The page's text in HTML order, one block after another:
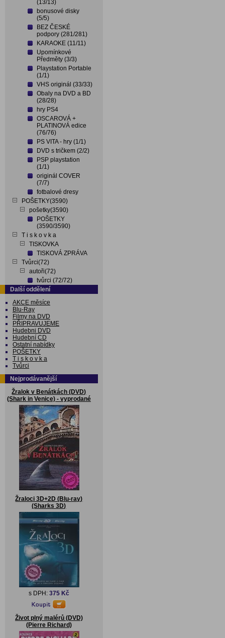
(13/13)
bonusové disky
(5/5)
BEZ ČESKÉ
podpory (281/281)
KARAOKE (11/11)
Upomínkové
Předměty (3/3)
Playstation Portable
(1/1)
VHS originál (33/33)
Obaly na DVD a BD
(28/28)
hry PS4
OSCAROVÁ +
PLATINOVÁ edice
(76/76)
PS VITA - hry (1/1)
DVD s tričkem (2/2)
PSP playstation
(1/1)
originál COVER
(7/7)
fotbalové dresy
POŠETKY(3590)
pošetky(3590)
POŠETKY
(3590/3590)
T i s k o v k a
TISKOVKA
TISKOVÁ ZPRÁVA
Tvůrci(72)
autoři(72)
tvůrci (72/72)
Další oddělení
AKCE měsíce
Blu-Ray
Filmy na DVD
PŘIPRAVUJEME
Hudebni DVD
Hudební CD
Ostatní nabídky
POŠETKY
T i s k o v k a
Tvůrci
Nejprodávanější
Žralok v Benátkách (DVD)
(Shark in Venice) - vyprodané
Žraloci 3D+2D (Blu-ray)
(Sharks 3D)
s DPH: 375 Kč
Život plný malérů (DVD)
(Pierre Richard)